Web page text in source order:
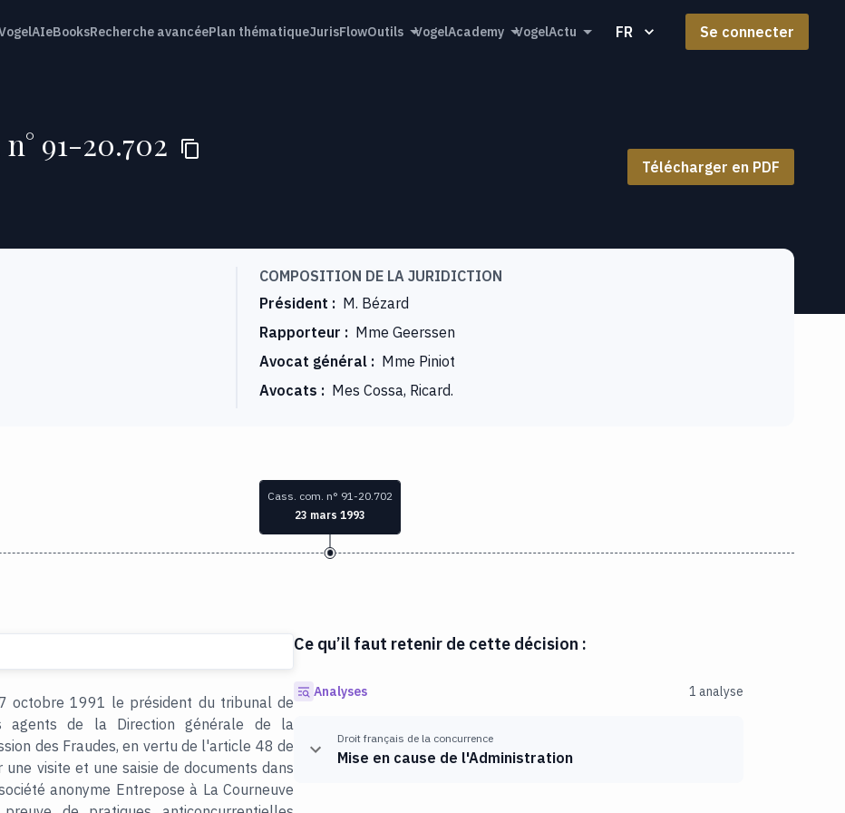
eBooksRecherche avancéePlan thématiqueJurisFlowOutils VogelAcademy VogelActu FR Se connecter
91-20.702
Télécharger en PDF
COMPOSITION DE LA JURIDICTION
Président : M. Bézard
Rapporteur : Mme Geerssen
Avocat général : Mme Piniot
Avocats : Mes Cossa, Ricard.
Cass. com. n° 91-20.702
23 mars 1993
octobre 1991 le président du tribunal de
agents de la Direction générale de la
des Fraudes, en vertu de l'article 48 de
visite et une saisie de documents dans
anonyme Entrepose à La Courneuve
Ce qu’il faut retenir de cette décision :
Analyses 1 analyse
Droit français de la concurrence
Mise en cause de l'Administration